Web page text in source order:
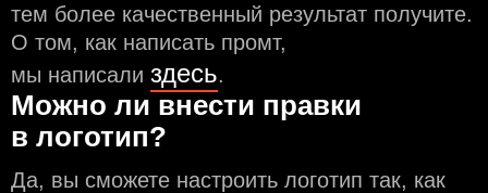
тем более качественный результат получите.
О том, как написать промт,
мы написали здесь.
Можно ли внести правки
в логотип?
Да, вы сможете настроить логотип так, как